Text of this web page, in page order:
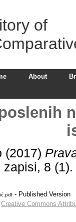
of
About
(2017)
zapisi, 8
- Published Version
Creative Commons